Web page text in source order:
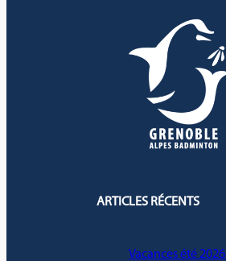
ARTICLES RÉCENTS
Vacances été 2026